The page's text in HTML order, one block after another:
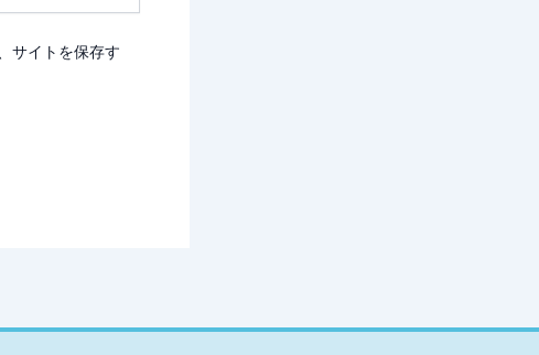
サイトを保存す